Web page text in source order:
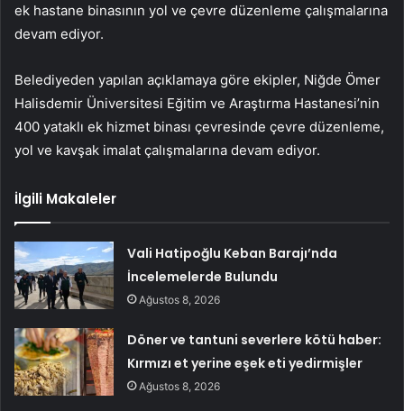
ek hastane binasının yol ve çevre düzenleme çalışmalarına
devam ediyor.
Belediyeden yapılan açıklamaya göre ekipler, Niğde Ömer
Halisdemir Üniversitesi Eğitim ve Araştırma Hastanesi’nin
400 yataklı ek hizmet binası çevresinde çevre düzenleme,
yol ve kavşak imalat çalışmalarına devam ediyor.
İlgili Makaleler
Vali Hatipoğlu Keban Barajı’nda
İncelemelerde Bulundu
Ağustos 8, 2026
Döner ve tantuni severlere kötü haber:
Kırmızı et yerine eşek eti yedirmişler
Ağustos 8, 2026